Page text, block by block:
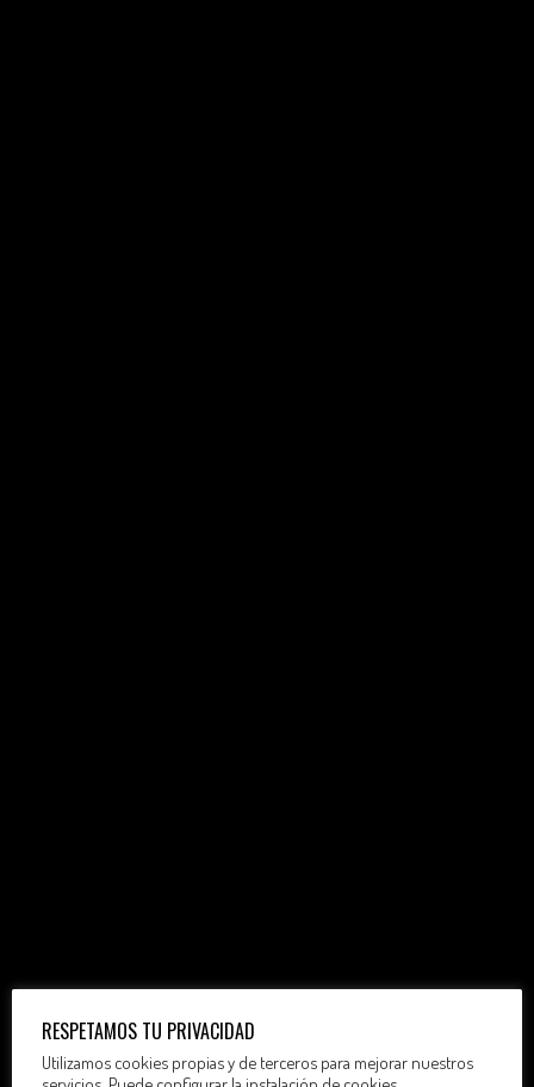
RESPETAMOS TU PRIVACIDAD
Utilizamos cookies propias y de terceros para mejorar nuestros